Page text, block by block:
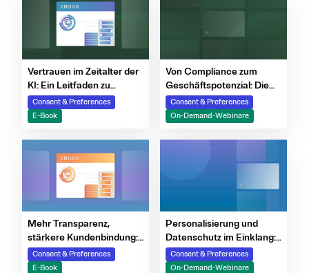
Vertrauen im Zeitalter der
KI: Ein Leitfaden zu
Datenschutz,
Einwilligungen und First-
Party-Daten
Consent & Preferences
E-Book
Von Compliance zum
Geschäftspotenzial: Die
Rolle von Einwilligungen
im Zeitalter des EU Data
Acts
Consent & Preferences
On-Demand-Webinare
Mehr Transparenz,
stärkere Kundenbindung:
Die Rolle von Präferenz-
Centern
Consent & Preferences
E-Book
Personalisierung und
Datenschutz im Einklang:
Erfolgsstrategien mit
First-Party-Daten
Consent & Preferences
On-Demand-Webinare